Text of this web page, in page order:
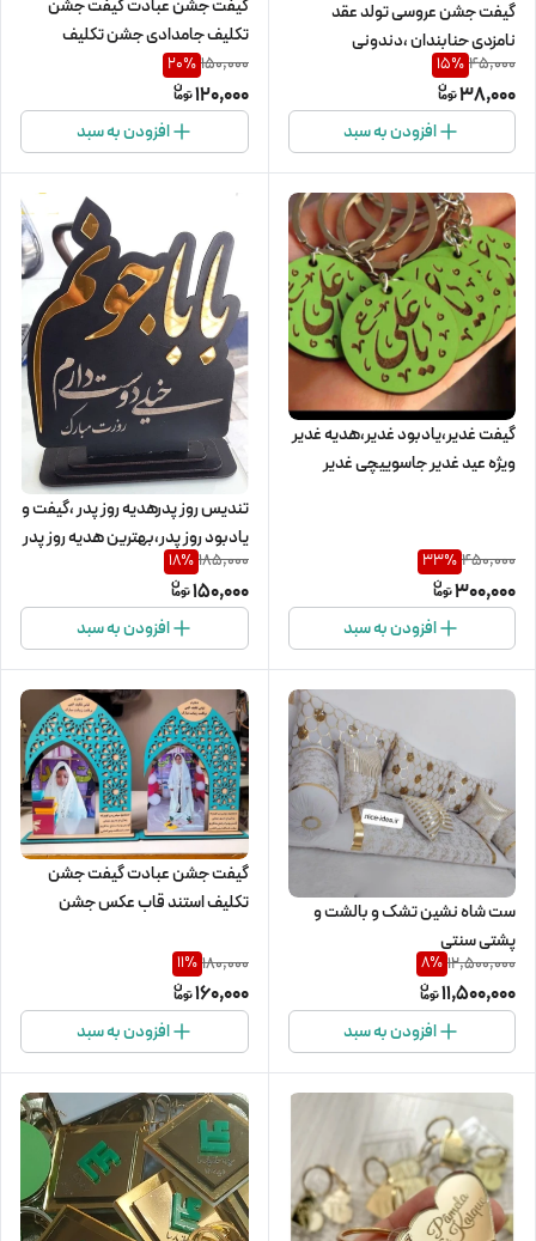
گیفت جشن عروسی تولد عقد
نامزدی حنابندان ،دندونی
45,000
15%
38,000
افزودن به سبد
گیفت جشن عبادت گیفت جشن
تکلیف جامدادی جشن تکلیف
150,000
20%
120,000
افزودن به سبد
گیفت غدیر،یادبود غدیر،هدیه غدیر
ویژه عید غدیر جاسوییچی غدیر
450,000
33%
300,000
افزودن به سبد
تندیس روز پدرهدیه روز پدر ،گیفت و
یادبود روز پدر،بهترین هدیه روز پدر
185,000
18%
150,000
افزودن به سبد
ست شاه نشین تشک و بالشت و
پشتی سنتی
12,500,000
8%
11,500,000
افزودن به سبد
گیفت جشن عبادت گیفت جشن
تکلیف استند قاب عکس جشن
180,000
11%
160,000
افزودن به سبد